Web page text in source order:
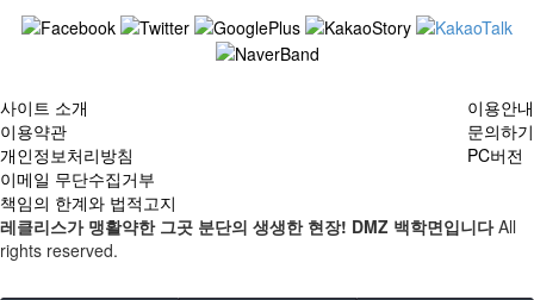
사이트 소개
이용약관
개인정보처리방침
이메일 무단수집거부
책임의 한계와 법적고지
이용안내
문의하기
PC버전
레클리스가 맹활약한 그곳 분단의 생생한 현장! DMZ 백학면입니다All
rights reserved.